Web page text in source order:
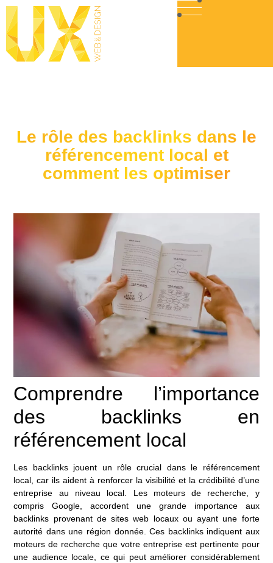
Le rôle des backlinks dans le
référencement local et
comment les optimiser
Comprendre l’importance
des backlinks en
référencement local
Les backlinks jouent un rôle crucial dans le référencement
local, car ils aident à renforcer la visibilité et la crédibilité d’une
entreprise au niveau local. Les moteurs de recherche, y
compris Google, accordent une grande importance aux
backlinks provenant de sites web locaux ou ayant une forte
autorité dans une région donnée. Ces backlinks indiquent aux
moteurs de recherche que votre entreprise est pertinente pour
une audience locale, ce qui peut améliorer considérablement